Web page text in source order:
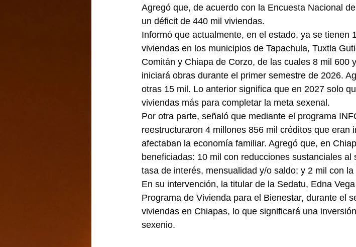
Agregó que, de acuerdo con la Encuesta Nacional
un déficit de 440 mil viviendas.
Informó que actualmente, en el estado, ya se tienen
viviendas en los municipios de Tapachula, Tuxtla
Comitán y Chiapa de Corzo, de las cuales 8 mil 600
iniciará obras durante el primer semestre de 2026.
otras 15 mil. Lo anterior significa que en 2027 solo
viviendas más para completar la meta sexenal.
Por otra parte, señaló que mediante el programa
reestructuraron 4 millones 856 mil créditos que eran
afectaban la economía familiar. Agregó que, en
beneficiadas: 10 mil con reducciones sustanciales
tasa de interés, mensualidad y/o saldo; y 2 mil con
En su intervención, la titular de la Sedatu, Edna
Programa de Vivienda para el Bienestar, durante el
viviendas en Chiapas, lo que significará una
sexenio.